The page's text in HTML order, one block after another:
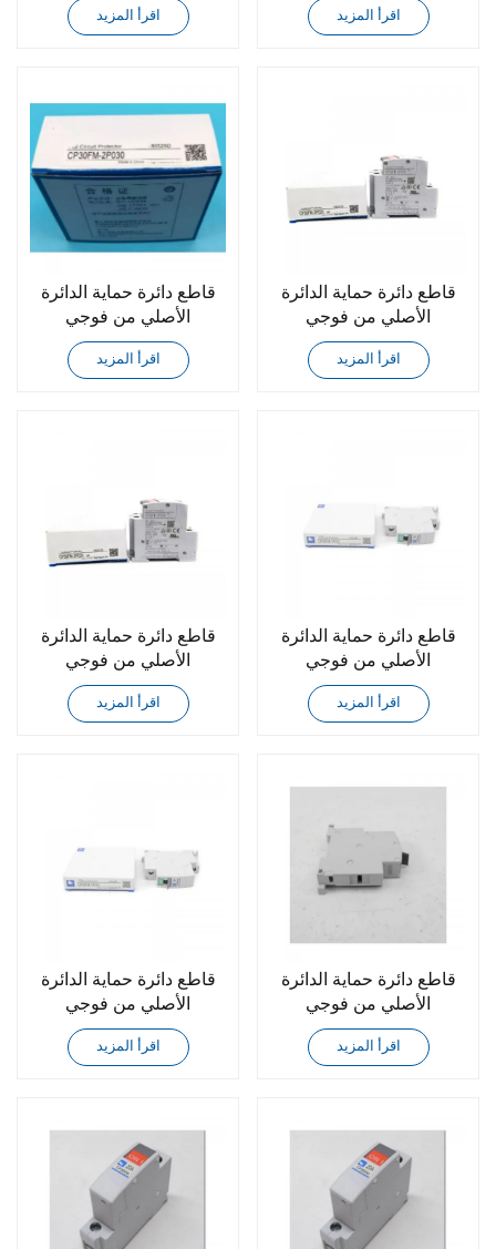
اقرأ المزيد اقرأ المزيد
قاطع دائرة حماية الدائرة
الأصلي من فوجي
CP30FM-2P030
اقرأ المزيد
قاطع دائرة حماية الدائرة
الأصلي من فوجي
CP30FM-2P025
اقرأ المزيد
قاطع دائرة حماية الدائرة
الأصلي من فوجي
CP30FM-2P020
اقرأ المزيد
قاطع دائرة حماية الدائرة
الأصلي من فوجي
CP30FM-2P015
اقرأ المزيد
قاطع دائرة حماية الدائرة
الأصلي من فوجي
CP30FM-2P010
اقرأ المزيد
قاطع دائرة حماية الدائرة
الأصلي من فوجي
CP30FM-1P030
اقرأ المزيد